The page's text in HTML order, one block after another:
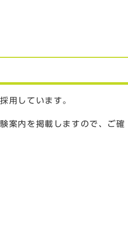
用しています。
案内を掲載しますので、ご確